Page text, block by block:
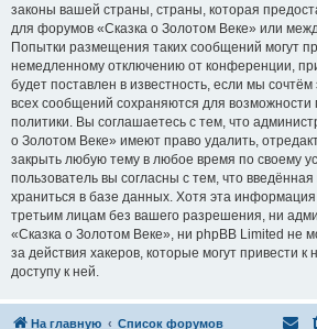
законы вашей страны, страны, которая
для форумов «Сказка о Золотом Веке» или
Попытки размещения таких сообщений могут
немедленному отключению от конференции,
будет поставлен в известность, если мы
всех сообщений сохраняются для возможности
политики. Вы соглашаетесь с тем, что
о Золотом Веке» имеют право удалить,
закрыть любую тему в любое время по своему
пользователь вы согласны с тем, что
храниться в базе данных. Хотя эта
третьим лицам без вашего разрешения, ни
«Сказка о Золотом Веке», ни phpBB Limited не
за действия хакеров, которые могут привести
доступу к ней.
На главную Список форумов